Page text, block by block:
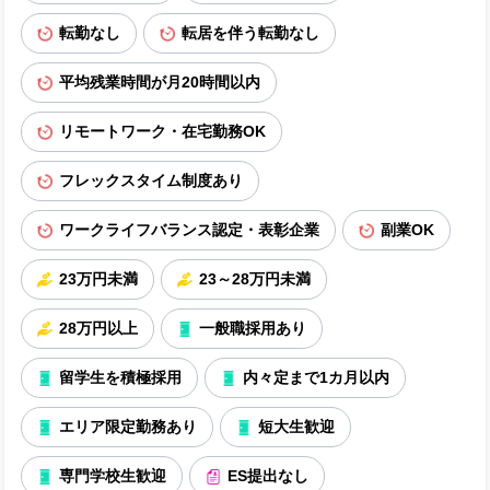
転勤なし 転居を伴う転勤なし
平均残業時間が月20時間以内
リモートワーク・在宅勤務OK
フレックスタイム制度あり
ワークライフバランス認定・表彰企業 副業OK
23万円未満 23～28万円未満
28万円以上 一般職採用あり
留学生を積極採用 内々定まで1カ月以内
エリア限定勤務あり 短大生歓迎
専門学校生歓迎 ES提出なし